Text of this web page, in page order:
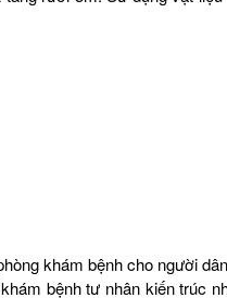
khám bệnh cho người
bệnh tư nhân kiến trúc